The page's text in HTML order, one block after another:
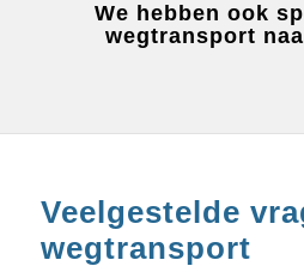
We hebben ook
wegtransport
Veelgestelde
wegtransport